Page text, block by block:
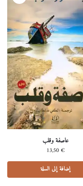
عاصفة وقلب
13,50€
إضافة إلى السلة